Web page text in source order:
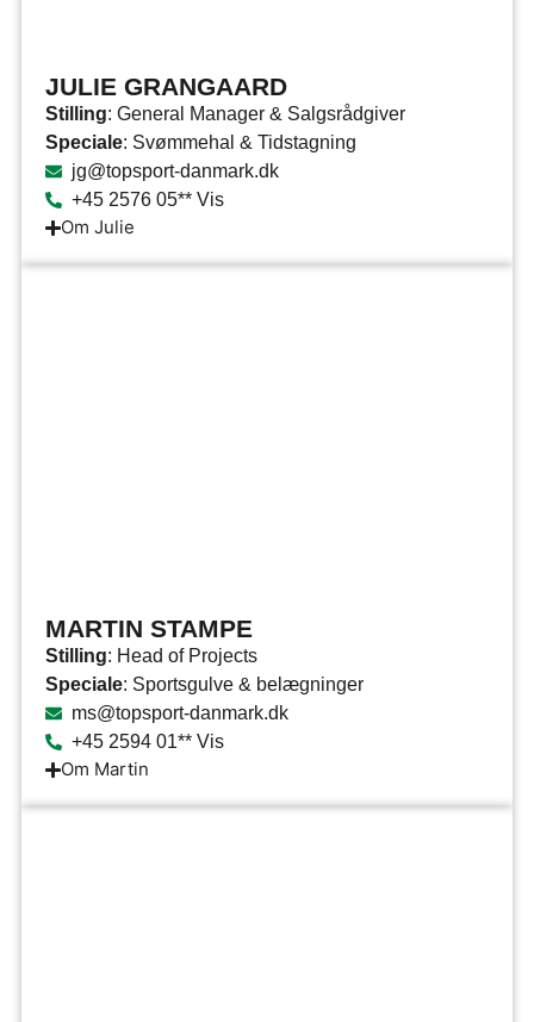
JULIE GRANGAARD
Stilling: General Manager & Salgsrådgiver
Speciale: Svømmehal & Tidstagning
jg@topsport-danmark.dk
+45 2576 05** Vis
Om Julie
MARTIN STAMPE
Stilling: Head of Projects
Speciale: Sportsgulve & belægninger
ms@topsport-danmark.dk
+45 2594 01** Vis
Om Martin